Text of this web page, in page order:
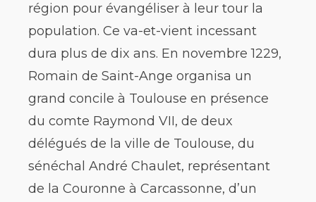
région pour évangéliser à leur tour la
population. Ce va-et-vient incessant
dura plus de dix ans. En novembre 1229,
Romain de Saint-Ange organisa un
grand concile à Toulouse en présence
du comte Raymond VII, de deux
délégués de la ville de Toulouse, du
sénéchal André Chaulet, représentant
de la Couronne à Carcassonne, d’un